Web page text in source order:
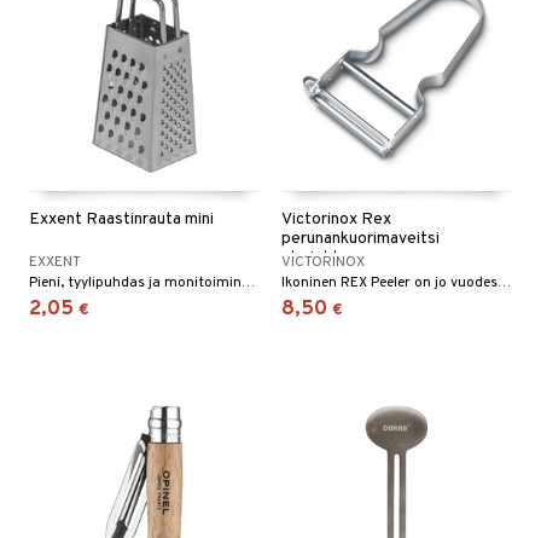
Exxent Raastinrauta mini
EXXENT
Pieni, tyylipuhdas ja monitoiminnallinen raastin ruostumattomasta teräksestä.
2,05 €
Victorinox Rex
perunankuorimaveitsi
straight
VICTORINOX
Ikoninen REX Peeler on jo vuodesta 1947 alkaen auttanut kotikokkeja työskentelemään nopeasti ja turvallisesti keittiössä.
8,50 €